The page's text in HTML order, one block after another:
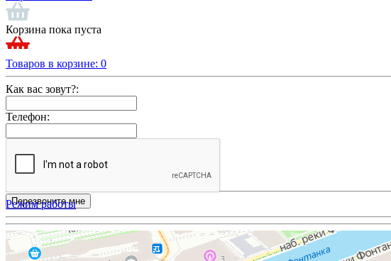
Корзина пока пуста
Товаров в корзине: 0
Как вас зовут?:
Телефон:
Режим работы